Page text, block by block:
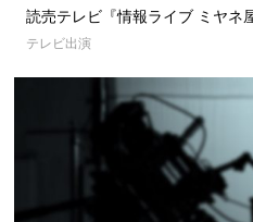
読売テレビ『情報ライブ ミヤネ
テレビ出演